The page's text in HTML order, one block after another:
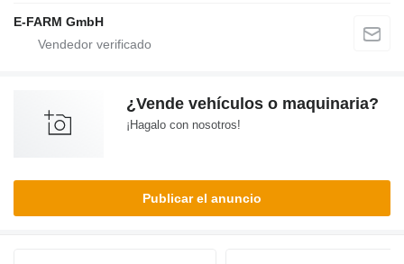
E-FARM GmbH
¿Vende vehículos o maquinaria?
¡Hagalo con nosotros!
Publicar el anuncio